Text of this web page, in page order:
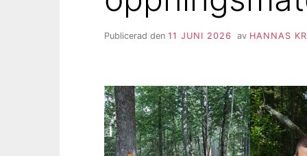
Publicerad den 11 JUNI 2026 av HANNAS